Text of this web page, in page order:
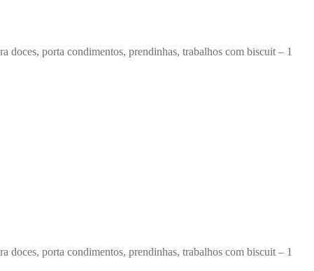
doces, porta condimentos, prendinhas, trabalhos com biscuit – 1
doces, porta condimentos, prendinhas, trabalhos com biscuit – 1